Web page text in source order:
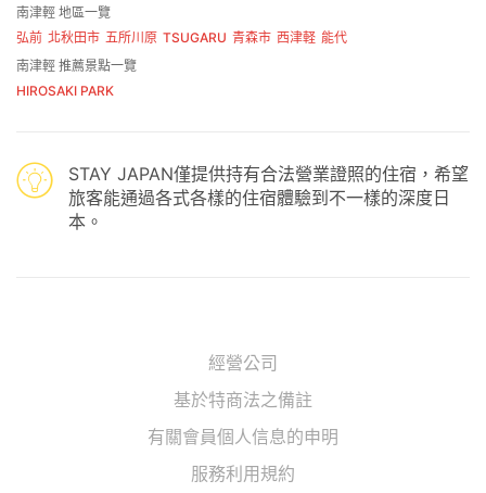
南津輕 地區一覽
弘前 北秋田市 五所川原 TSUGARU 青森市 西津軽 能代
南津輕 推薦景點一覽
HIROSAKI PARK
STAY JAPAN僅提供持有合法營業證照的住宿，希望
旅客能通過各式各樣的住宿體驗到不一樣的深度日
本。
經營公司
基於特商法之備註
有關會員個人信息的申明
服務利用規約